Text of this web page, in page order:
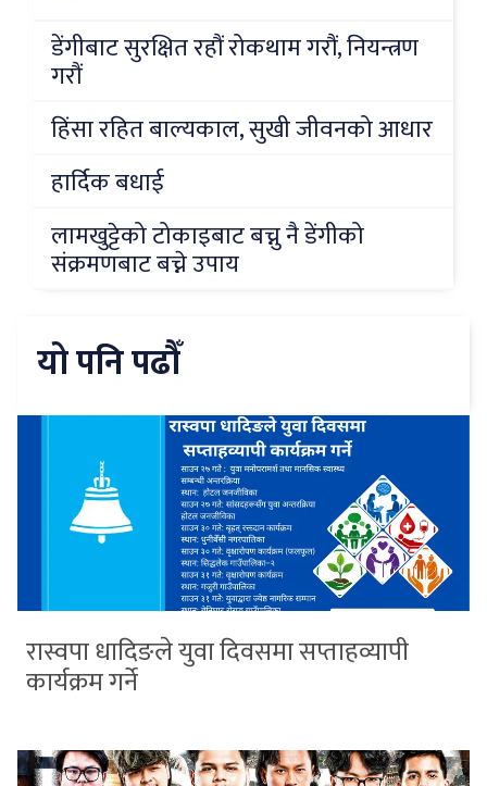
डेंगीबाट सुरक्षित रहौं रोकथाम गरौं, नियन्त्रण
गरौं
हिंसा रहित बाल्यकाल, सुखी जीवनको आधार
हार्दिक बधाई
लामखुट्टेको टोकाइबाट बच्नु नै डेंगीको
संक्रमणबाट बच्ने उपाय
यो पनि पढौँ
रास्वपा धादिङले युवा दिवसमा सप्ताहव्यापी
कार्यक्रम गर्ने